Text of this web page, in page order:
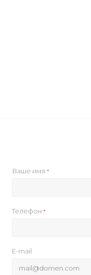
Ваше имя *
Телефон *
E-mail